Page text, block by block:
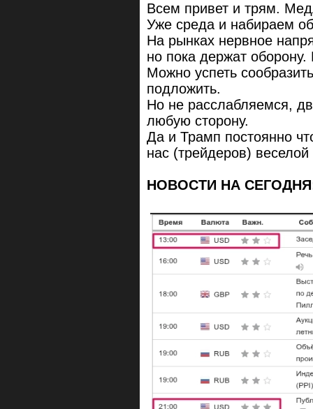
Всем привет и трям.
Уже среда и набираем
На рынках нервное
но пока держат
Можно успеть
подложить.
Но не расслабляемся,
любую сторону.
Да и Трамп постоянно
нас (трейдеров)
НОВОСТИ НА